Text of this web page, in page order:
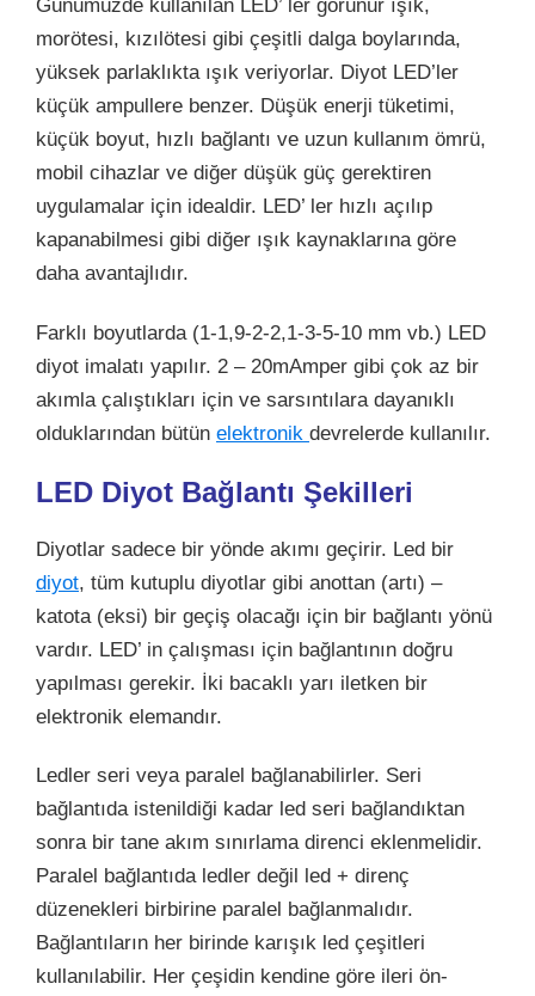
Günümüzde kullanılan LED’ ler görünür ışık,
morötesi, kızılötesi gibi çeşitli dalga boylarında,
yüksek parlaklıkta ışık veriyorlar. Diyot LED’ler
küçük ampullere benzer. Düşük enerji tüketimi,
küçük boyut, hızlı bağlantı ve uzun kullanım ömrü,
mobil cihazlar ve diğer düşük güç gerektiren
uygulamalar için idealdir. LED’ ler hızlı açılıp
kapanabilmesi gibi diğer ışık kaynaklarına göre
daha avantajlıdır.
Farklı boyutlarda (1-1,9-2-2,1-3-5-10 mm vb.) LED
diyot imalatı yapılır. 2 – 20mAmper gibi çok az bir
akımla çalıştıkları için ve sarsıntılara dayanıklı
olduklarından bütün elektronik devrelerde kullanılır.
LED Diyot Bağlantı Şekilleri
Diyotlar sadece bir yönde akımı geçirir. Led bir
diyot, tüm kutuplu diyotlar gibi anottan (artı) –
katota (eksi) bir geçiş olacağı için bir bağlantı yönü
vardır. LED’ in çalışması için bağlantının doğru
yapılması gerekir. İki bacaklı yarı iletken bir
elektronik elemandır.
Ledler seri veya paralel bağlanabilirler. Seri
bağlantıda istenildiği kadar led seri bağlandıktan
sonra bir tane akım sınırlama direnci eklenmelidir.
Paralel bağlantıda ledler değil led + direnç
düzenekleri birbirine paralel bağlanmalıdır.
Bağlantıların her birinde karışık led çeşitleri
kullanılabilir. Her çeşidin kendine göre ileri ön-